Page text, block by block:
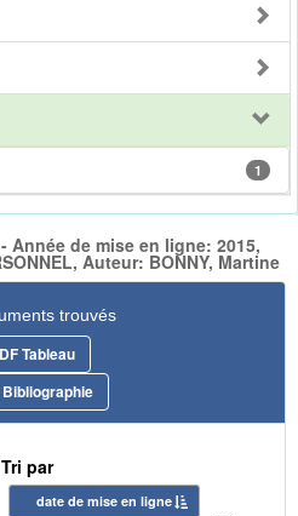
1
Année de mise en ligne: 2015,
Auteur: BONNY, Martine
trouvés
Tableau
Bibliographie
Tri par
date de mise en ligne